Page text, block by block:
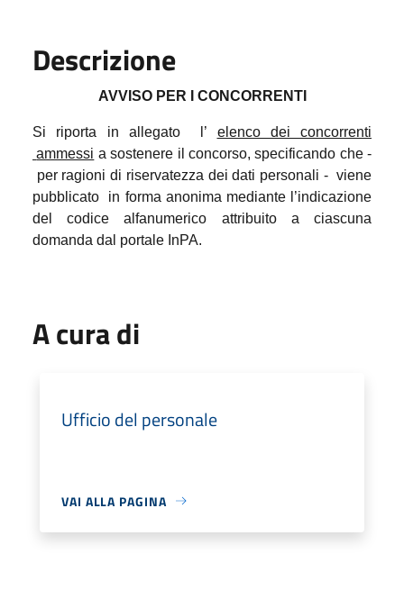
Descrizione
AVVISO PER I CONCORRENTI
Si riporta in allegato l’ elenco dei concorrenti
ammessi a sostenere il concorso, specificando che -
per ragioni di riservatezza dei dati personali - viene
pubblicato
in forma anonima mediante l’indicazione
del codice alfanumerico attribuito a ciascuna
domanda dal portale InPA.
A cura di
Ufficio del personale
VAI ALLA PAGINA